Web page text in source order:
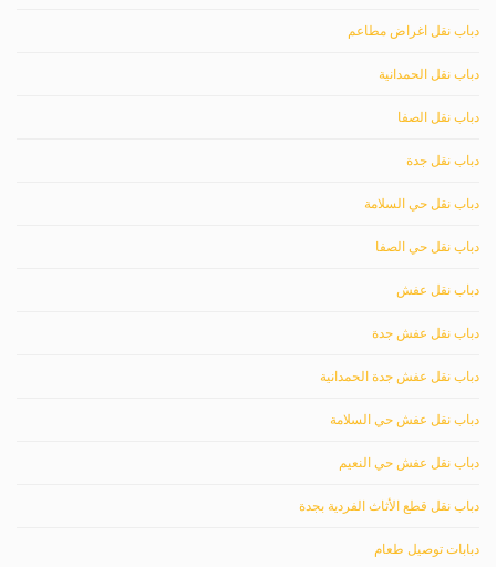
دباب نقل اغراض مطاعم
دباب نقل الحمدانية
دباب نقل الصفا
دباب نقل جدة
دباب نقل حي السلامة
دباب نقل حي الصفا
دباب نقل عفش
دباب نقل عفش جدة
دباب نقل عفش جدة الحمدانية
دباب نقل عفش حي السلامة
دباب نقل عفش حي النعيم
دباب نقل قطع الأثاث الفردية بجدة
دبابات توصيل طعام